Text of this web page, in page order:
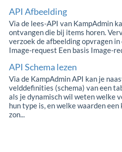
API Afbeelding
Via de lees-API van KampAdmin
ontvangen die bij items horen.
verzoek de afbeelding opvragen
Image-request Een basis Image-
API Schema lezen
Via de KampAdmin API kan je
velddefinities (schema) van een
als je dynamisch wil weten welke
hun type is, en welke waarden
zon...